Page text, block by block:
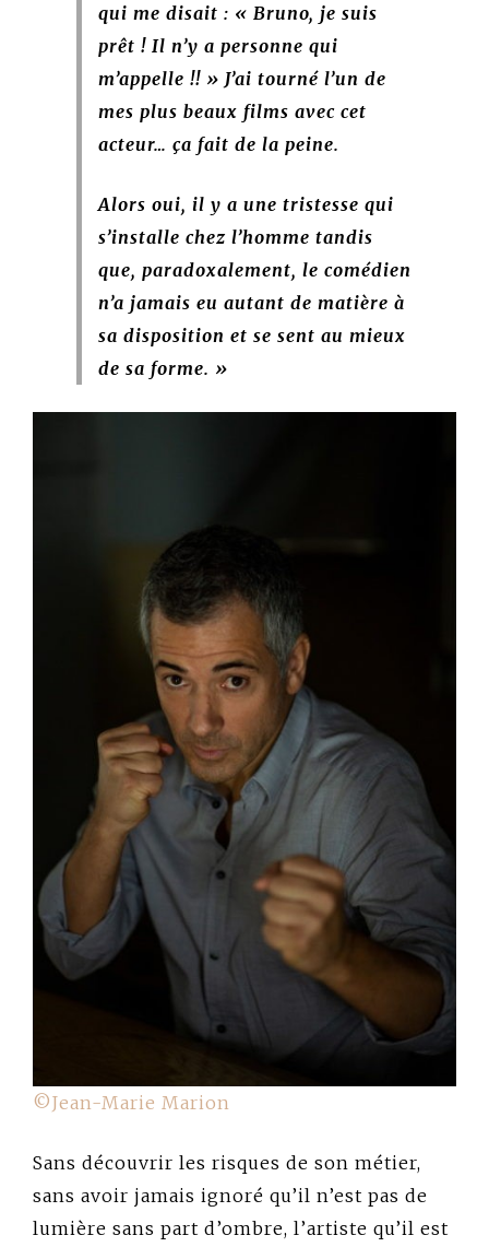
qui me disait : « Bruno, je suis
prêt ! Il n’y a personne qui
m’appelle !! » J’ai tourné l’un de
mes plus beaux films avec cet
acteur… ça fait de la peine.
Alors oui, il y a une tristesse qui
s’installe chez l’homme tandis
que, paradoxalement, le comédien
n’a jamais eu autant de matière à
sa disposition et se sent au mieux
de sa forme. »
©Jean-Marie Marion
Sans découvrir les risques de son métier,
sans avoir jamais ignoré qu’il n’est pas de
lumière sans part d’ombre, l’artiste qu’il est